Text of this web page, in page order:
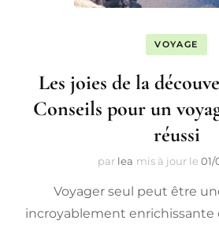
VOYAGE
Les joies de la
Conseils pour un
réussi
par lea mis à jour le 01/
Voyager seul peut être
incroyablement enrichissante